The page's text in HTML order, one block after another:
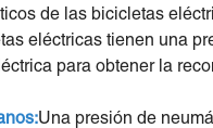
de las bicicletas
eléctricas tienen una
para obtener la
Una presión de